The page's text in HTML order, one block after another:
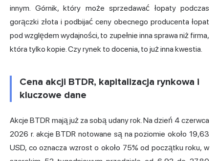
innym. Górnik, który może sprzedawać łopaty podczas
gorączki złota i podbijać ceny obecnego producenta łopat
pod względem wydajności, to zupełnie inna sprawa niż firma,
która tylko kopie. Czy rynek to docenia, to już inna kwestia.
Cena akcji BTDR, kapitalizacja rynkowa i
kluczowe dane
Akcje BTDR mają już za sobą udany rok. Na dzień 4 czerwca
2026 r. akcje BTDR notowane są na poziomie około 19,63
USD, co oznacza wzrost o około 75% od początku roku, w